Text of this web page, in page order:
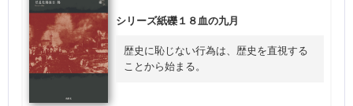
シリーズ紙礫１８血の九月
歴史に恥じない行為は、歴史を直視する
ことから始まる。